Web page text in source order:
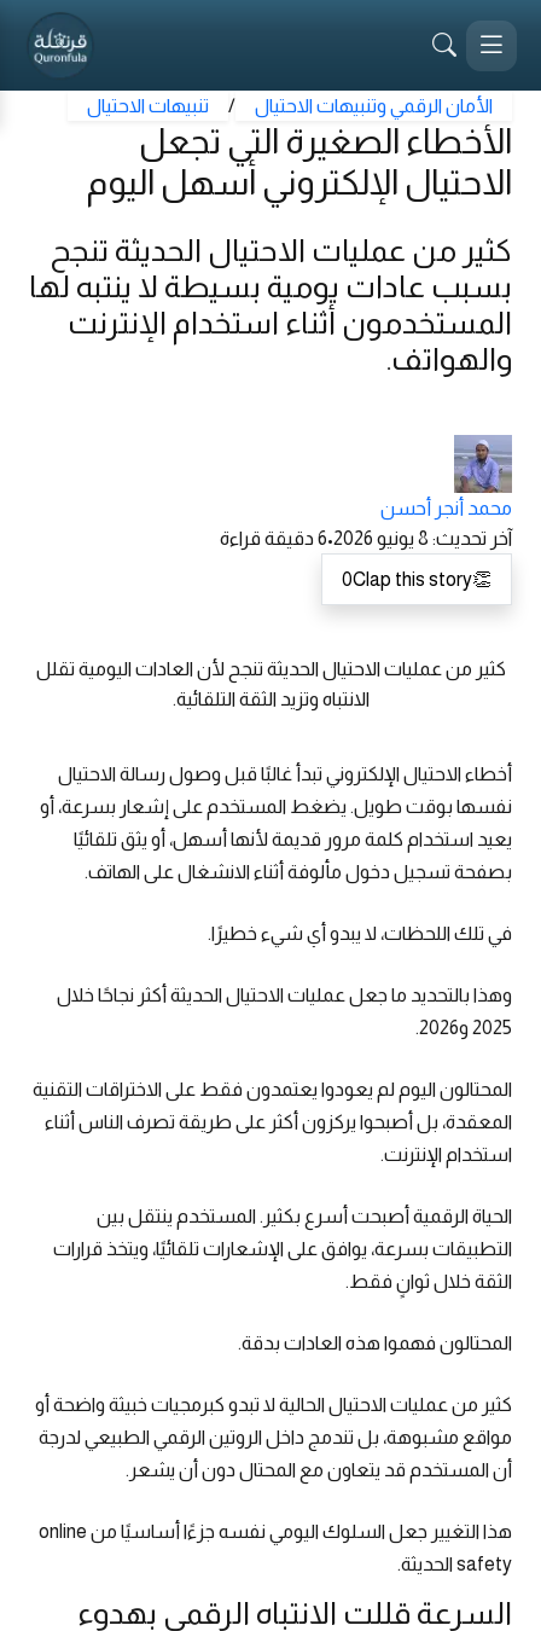
الأمان الرقمي وتنبيهات الاحتيال / تنبيهات الاحتيال
الأخطاء الصغيرة التي تجعل
الاحتيال الإلكتروني أسهل اليوم
كثير من عمليات الاحتيال الحديثة تنجح
بسبب عادات يومية بسيطة لا ينتبه لها
المستخدمون أثناء استخدام الإنترنت
والهواتف.
محمد أنجر أحسن
آخر تحديث: 8 يونيو 2026 •
6 دقيقة قراءة
👏
0Clap this story
كثير من عمليات الاحتيال الحديثة تنجح لأن العادات اليومية تقلل
الانتباه وتزيد الثقة التلقائية.
أخطاء الاحتيال الإلكتروني تبدأ غالبًا قبل وصول رسالة الاحتيال
نفسها بوقت طويل. يضغط المستخدم على إشعار بسرعة، أو
يعيد استخدام كلمة مرور قديمة لأنها أسهل، أو يثق تلقائيًا
بصفحة تسجيل دخول مألوفة أثناء الانشغال على الهاتف.
في تلك اللحظات، لا يبدو أي شيء خطيرًا.
وهذا بالتحديد ما جعل عمليات الاحتيال الحديثة أكثر نجاحًا خلال
2025 و2026.
المحتالون اليوم لم يعودوا يعتمدون فقط على الاختراقات التقنية
المعقدة، بل أصبحوا يركزون أكثر على طريقة تصرف الناس أثناء
استخدام الإنترنت.
الحياة الرقمية أصبحت أسرع بكثير. المستخدم ينتقل بين
التطبيقات بسرعة، يوافق على الإشعارات تلقائيًا، ويتخذ قرارات
الثقة خلال ثوانٍ فقط.
المحتالون فهموا هذه العادات بدقة.
كثير من عمليات الاحتيال الحالية لا تبدو كبرمجيات خبيثة واضحة أو
مواقع مشبوهة، بل تندمج داخل الروتين الرقمي الطبيعي لدرجة
أن المستخدم قد يتعاون مع المحتال دون أن يشعر.
هذا التغيير جعل السلوك اليومي نفسه جزءًا أساسيًا من online
safety الحديثة.
السرعة قللت الانتباه الرقمي بهدوء